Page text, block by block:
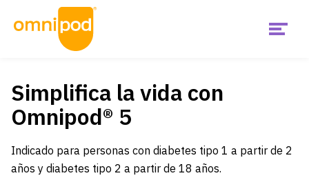
content
Menu
United
States
(Espanol)
Main
¿Es Omnipod adecuado para mi?
¿Qué es Omnipod?
Simplifica la vida con
Omnipod® 5
Indicado para personas con diabetes tipo 1 a partir de 2
años y diabetes tipo 2 a partir de 18 años.